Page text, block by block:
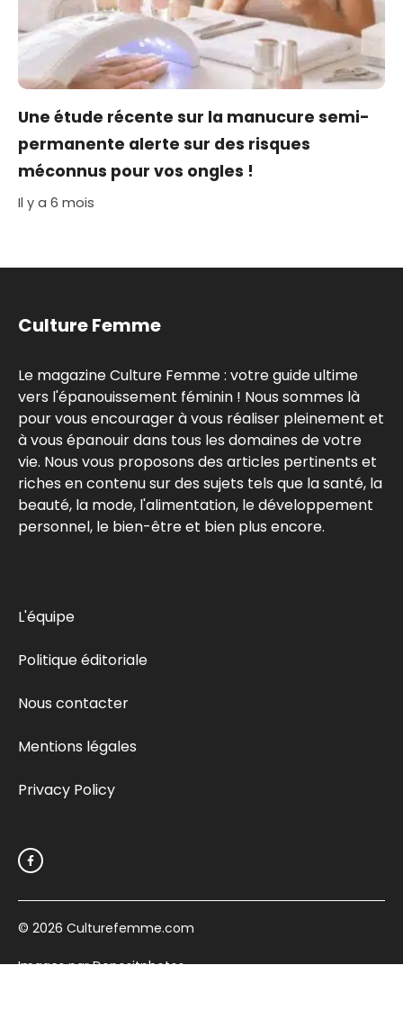
Une étude récente sur la manucure semi-
permanente alerte sur des risques
méconnus pour vos ongles !
Il y a 6 mois
Culture Femme
Le magazine Culture Femme : votre guide ultime
vers l'épanouissement féminin ! Nous sommes là
pour vous encourager à vous réaliser pleinement et
à vous épanouir dans tous les domaines de votre
vie. Nous vous proposons des articles pertinents et
riches en contenu sur des sujets tels que la santé, la
beauté, la mode, l'alimentation, le développement
personnel, le bien-être et bien plus encore.
L'équipe
Politique éditoriale
Nous contacter
Mentions légales
Privacy Policy
© 2026 Culturefemme.com
Images par Depositphotos